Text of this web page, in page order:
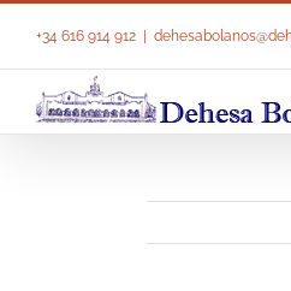
+34 616 914 912